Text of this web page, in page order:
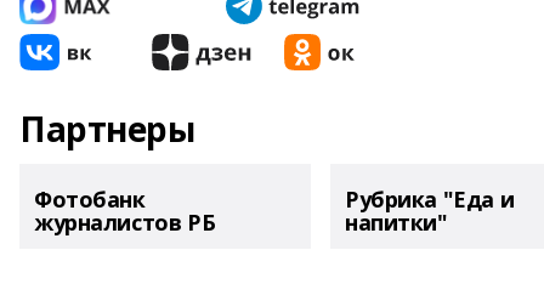
Партнеры
Фотобанк
журналистов РБ
Рубрика "Еда и
напитки"